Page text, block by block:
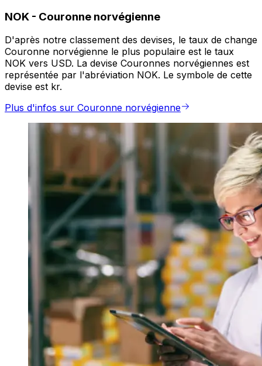
NOK - Couronne norvégienne
D'après notre classement des devises, le taux de change
Couronne norvégienne le plus populaire est le taux
NOK vers USD. La devise Couronnes norvégiennes est
représentée par l'abréviation NOK. Le symbole de cette
devise est kr.
Plus d'infos sur Couronne norvégienne